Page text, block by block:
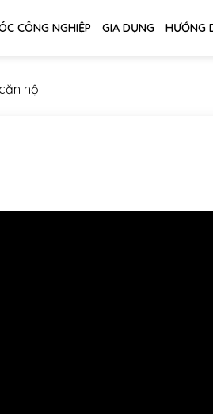
CÔNG NGHIỆP GIA DỤNG HƯỚNG
hộ